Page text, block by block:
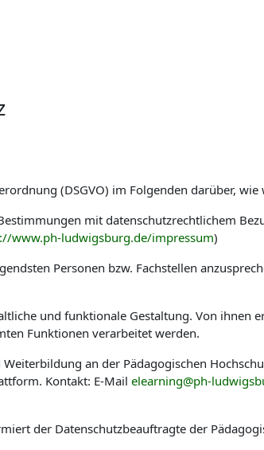
(DSGVO) im Folgenden darüber,
mit datenschutzrechtlichem
www.ph-ludwigsburg.de/impressum)
Personen bzw. Fachstellen
und funktionale Gestaltung. Von ihnen
Funktionen verarbeitet werden.
an der Pädagogischen
Kontakt: E-Mail elearning@ph-
der Datenschutzbeauftragte der